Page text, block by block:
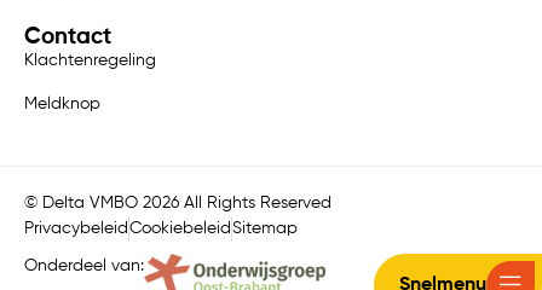
Contact
Klachtenregeling
Meldknop
© Delta VMBO 2026 All Rights Reserved
Privacybeleid Cookiebeleid Sitemap
Onderdeel van:
Snelmenu